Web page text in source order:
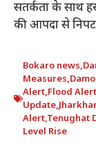
सतर्कता के साथ
की आपदा से
Bokaro news,
Measures,
Alert,Flood Alert
Update,
Alert,Tenughat
Level Rise